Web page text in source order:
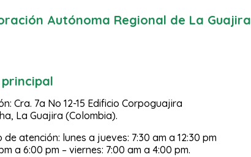
Autónoma Regional de La Guajira
Cra. 7a No 12-15 Edificio Corpoguajira
La Guajira (Colombia).
de atención: lunes a jueves: 7:30 am a 12:30 pm
a 6:00 pm – viernes: 7:00 am a 4:00 pm.